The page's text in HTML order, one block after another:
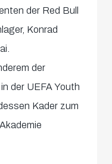
der Red Bull
Konrad
der
der UEFA Youth
Kader zum